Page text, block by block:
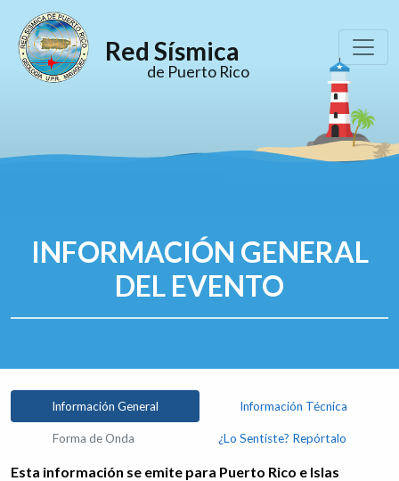
Red Sísmica
de Puerto Rico
INFORMACIÓN GENERAL
DEL EVENTO
Información General Información Técnica
Forma de Onda ¿Lo Sentiste? Repórtalo
Esta información se emite para Puerto Rico e Islas